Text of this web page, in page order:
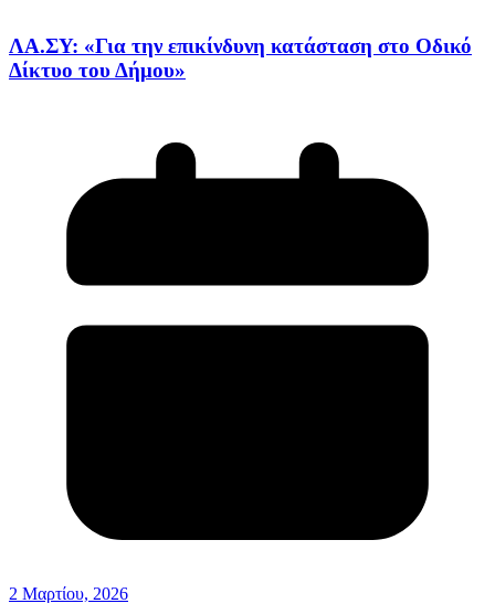
ΛΑ.ΣΥ: «Για την επικίνδυνη κατάσταση στο Οδικό
Δίκτυο του Δήμου»
2 Μαρτίου, 2026